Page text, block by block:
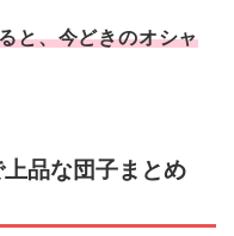
と、今どきのオシャ
品な団子まとめ